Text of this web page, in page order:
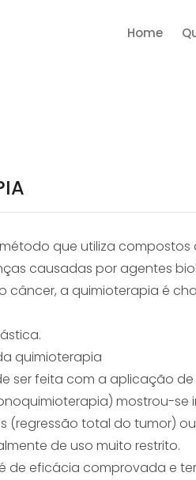
Home
que utiliza
causadas por agentes
câncer, a quimioterapia é
quimioterapia
ser feita com a aplicação
mostrou-se
(regressão total do tumor)
de uso muito restrito.
de eficácia comprovada e